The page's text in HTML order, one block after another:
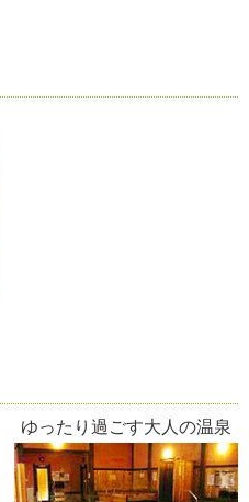
ゆったり過ごす大人の温泉